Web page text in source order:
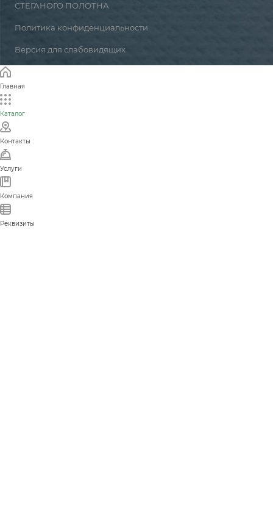
СТЁГАНОГО ПОЛОТНА
Политика конфиденциальности
Версия для слабовидящих
Главная
Каталог
Контакты
Услуги
Компания
Реквизиты